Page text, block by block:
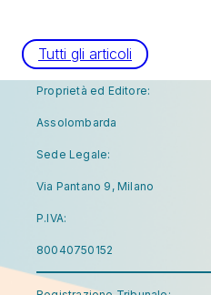
Tutti gli articoli
Proprietà ed Editore:
Assolombarda
Sede Legale:
Via Pantano 9, Milano
P.IVA:
80040750152